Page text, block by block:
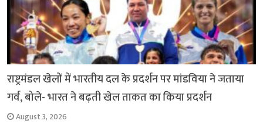
राष्ट्रमंडल खेलों में भारतीय दल के प्रदर्शन पर मांडविया ने जताया
गर्व, बोले- भारत ने बढ़ती खेल ताकत का किया प्रदर्शन
August 3, 2026